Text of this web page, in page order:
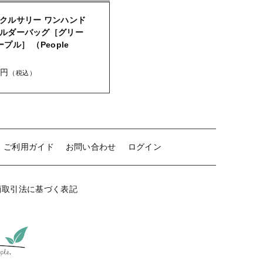
ルサリー ワンハンド
ダーバッグ［グリー
プル］ （People
（税込）
ご利用ガイド お問い合わせ ログイン
引法に基づく表記